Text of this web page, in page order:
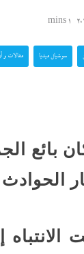
بنصف
شيرين تحطم أرقام...
كل
ونتنياهو
1 mins
سوشيال ميديا مقالات و
بائع